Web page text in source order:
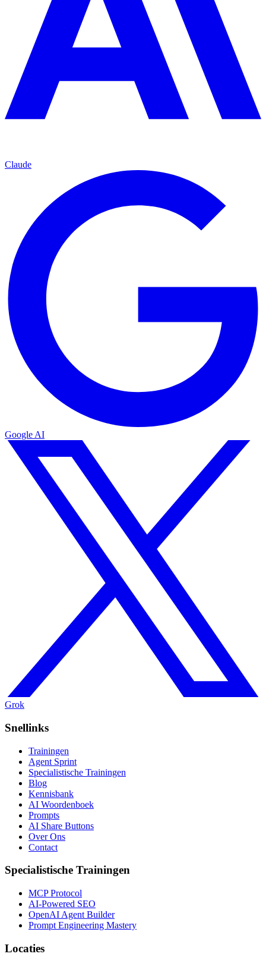
Claude
Google AI
Grok
Snellinks
Trainingen
Agent Sprint
Specialistische Trainingen
Blog
Kennisbank
AI Woordenboek
Prompts
AI Share Buttons
Over Ons
Contact
Specialistische Trainingen
MCP Protocol
AI-Powered SEO
OpenAI Agent Builder
Prompt Engineering Mastery
Locaties